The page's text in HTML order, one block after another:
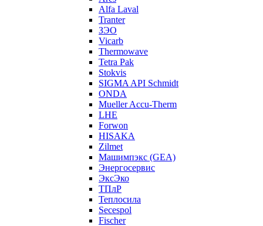
Alfa Laval
Tranter
ЗЭО
Vicarb
Thermowave
Tetra Pak
Stokvis
SIGMA API Schmidt
ONDA
Mueller Accu-Therm
LHE
Forwon
HISAKA
Zilmet
Машимпэкс (GEA)
Энергосервис
ЭксЭко
ТПлР
Теплосила
Secespol
Fischer